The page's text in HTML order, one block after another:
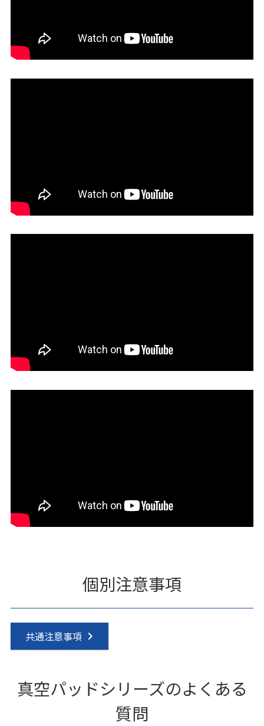
個別注意事項
共通注意事項
真空パッドシリーズのよくある
質問